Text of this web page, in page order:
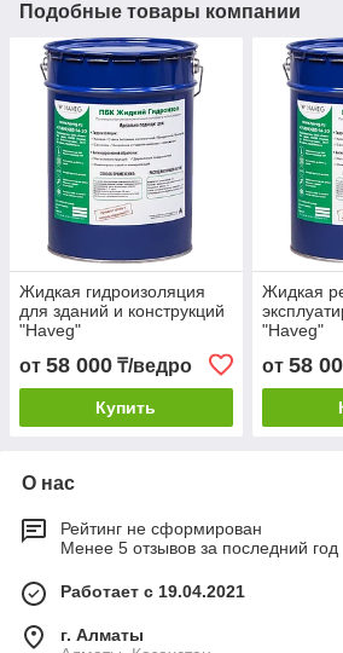
Подобные товары компании
Жидкая гидроизоляция
для зданий и конструкций
"Haveg"
от 58 000 ₸/ведро
Купить
Жидкая
"Haveg"
от 58
О нас
Рейтинг не сформирован
Менее 5 отзывов за последний год
Работает с 19.04.2021
г. Алматы